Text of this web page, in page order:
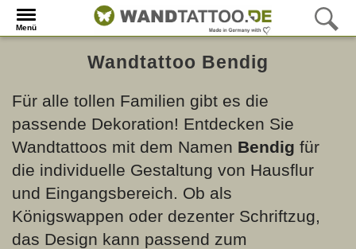
Menü
Wandtattoo Bendig
Für alle tollen Familien gibt es die
passende Dekoration! Entdecken Sie
Wandtattoos mit dem Namen Bendig für
die individuelle Gestaltung von Hausflur
und Eingangsbereich. Ob als
Königswappen oder dezenter Schriftzug,
das Design kann passend zum